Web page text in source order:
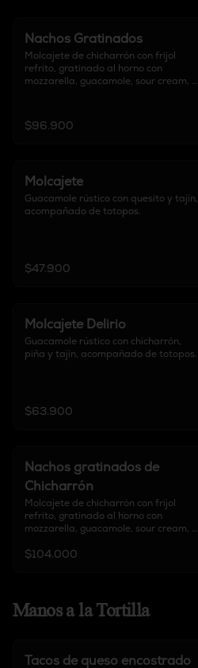
Nachos Gratinados
Molcajete de chicharrón con frijol
refrito, gratinado al horno con
mozzarella, guacamole, sour cream,
Elige tu proteína: Carne de Birria /
$96.900
Molcajete
Guacamole rústico con quesito y tajín,
acompañado de totopos.
$47.900
Molcajete Delirio
Guacamole rústico con chicharrón,
piña y tajín, acompañado de totopos.
$63.900
Nachos gratinados de
Chicharrón
Molcajete de chicharrón con frijol
refrito, gratinado al horno con
mozzarella, guacamole, sour cream,
de totopos.
$104.000
Manos a la Tortilla
Tacos de queso encostrado